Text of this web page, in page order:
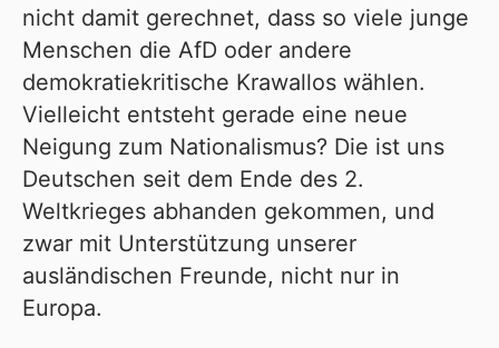
nicht damit gerechnet, dass so viele junge
Menschen die AfD oder andere
demokratiekritische Krawallos wählen.
Vielleicht entsteht gerade eine neue
Neigung zum Nationalismus? Die ist uns
Deutschen seit dem Ende des 2.
Weltkrieges abhanden gekommen, und
zwar mit Unterstützung unserer
ausländischen Freunde, nicht nur in
Europa.